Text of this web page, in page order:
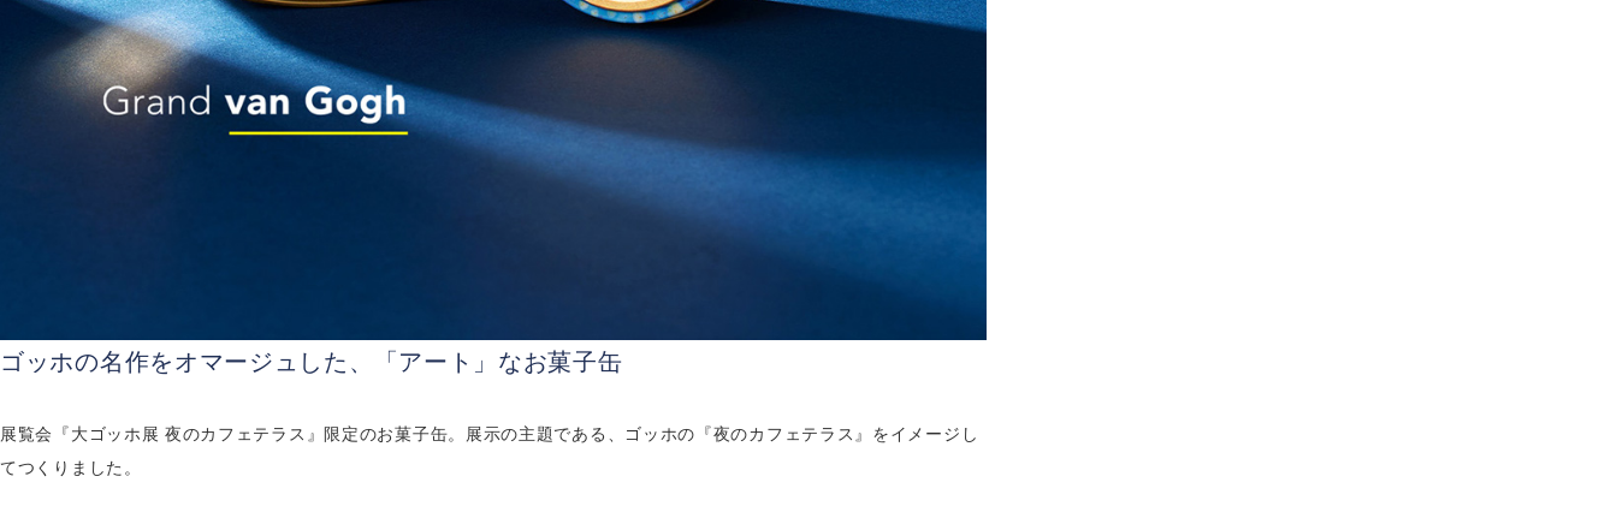
ゴッホの名作をオマージュした、「アート」なお菓子缶
展覧会『大ゴッホ展 夜のカフェテラス』限定のお菓子缶。展示の主題である、ゴッホの『夜のカフェテラス』をイメージし
てつくりました。